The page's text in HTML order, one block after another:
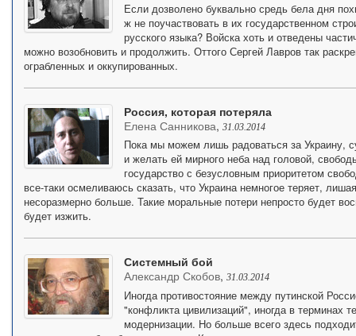
Если дозволено буквально средь бела дня
ж не поучаствовать в их государственном
русского языка? Войска хоть и отведены
можно возобновить и продолжить. Оттого Сергей Лавров так
ограбленных и оккупированных.
Россия, которая потеряла
Елена Санникова, 31.03.2014
Пока мы можем лишь радоваться за Украину,
и желать ей мирного неба над головой,
государство с безусловным приоритетом
все-таки осмеливаюсь сказать, что Украина немногое теряет,
несоразмерно больше. Такие моральные потери непросто будет
будет изжить.
Системный бой
Александр Скобов, 31.03.2014
Иногда противостояние между путинской
"конфликта цивилизаций", иногда в терминах
модернизации. Но больше всего здесь